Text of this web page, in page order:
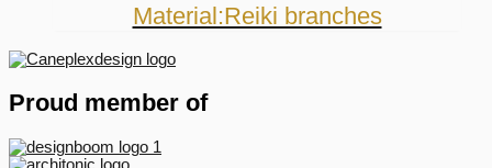
Material:Reiki branches
Proud member of